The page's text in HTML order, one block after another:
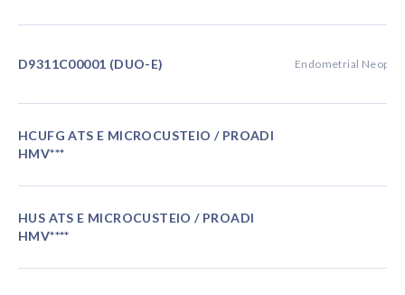
D9311C00001 (DUO-E) Endometrial
HCUFG ATS E MICROCUSTEIO / PROADI
HMV***
HUS ATS E MICROCUSTEIO / PROADI
HMV****